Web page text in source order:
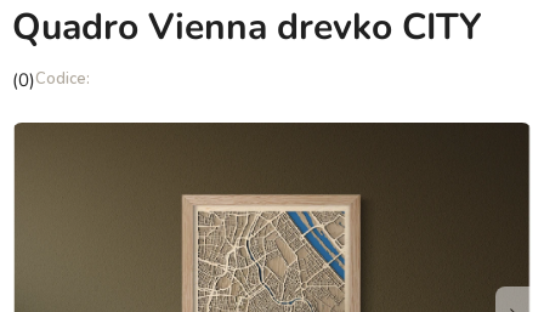
Quadro Vienna drevko CITY
La
media
(0)